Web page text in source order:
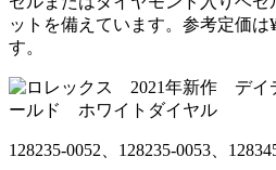
ットを備えています。参考定価は
す。
128235-0052、128235-0053、